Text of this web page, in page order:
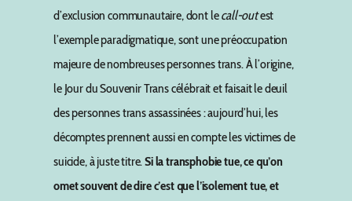
d’exclusion communautaire, dont lecall-outest
l’exemple paradigmatique, sont une préoccupation
majeure de nombreuses personnes trans. À l’origine,
le Jour du Souvenir Trans célébrait et faisait le deuil
des personnes trans assassinées : aujourd’hui, les
décomptes prennent aussi en compte les victimes de
suicide, à juste titre.Si la transphobie tue, ce qu’on
omet souvent de dire c’est que l’isolement tue, et